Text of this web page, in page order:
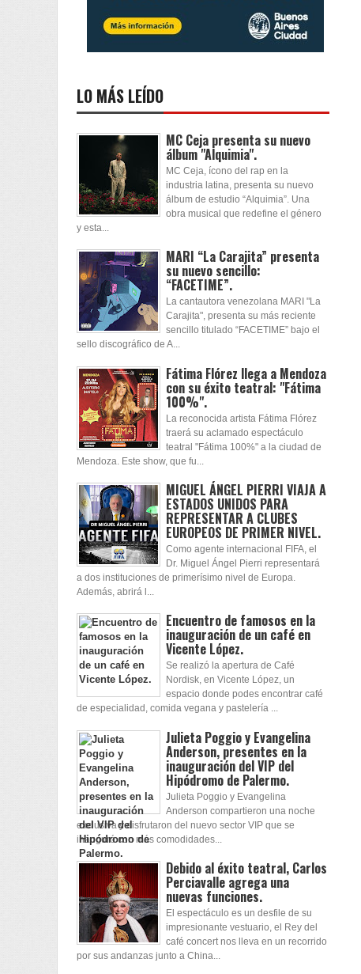
LO MÁS LEÍDO
MC Ceja presenta su nuevo
álbum "Alquimia".
MC Ceja, ícono del rap en la
industria latina, presenta su nuevo
álbum de estudio “Alquimia”. Una
obra musical que redefine el género
y esta...
MARI “La Carajita” presenta
su nuevo sencillo:
“FACETIME”.
La cantautora venezolana MARI "La
Carajita", presenta su más reciente
sencillo titulado “FACETIME” bajo el
sello discográfico de A...
Fátima Flórez llega a Mendoza
con su éxito teatral: "Fátima
100%".
La reconocida artista Fátima Flórez
traerá su aclamado espectáculo
teatral "Fátima 100%" a la ciudad de
Mendoza. Este show, que fu...
MIGUEL ÁNGEL PIERRI VIAJA A
ESTADOS UNIDOS PARA
REPRESENTAR A CLUBES
EUROPEOS DE PRIMER NIVEL.
Como agente internacional FIFA, el
Dr. Miguel Ángel Pierri representará
a dos instituciones de primerísimo nivel de Europa.
Además, abrirá l...
Encuentro de famosos en la
inauguración de un café en
Vicente López.
Se realizó la apertura de Café
Nordisk, en Vicente López, un
espacio donde podes encontrar café
de especialidad, comida vegana y pastelería ...
Julieta Poggio y Evangelina
Anderson, presentes en la
inauguración del VIP del
Hipódromo de Palermo.
Julieta Poggio y Evangelina
Anderson compartieron una noche
exclusiva y disfrutaron del nuevo sector VIP que se
inauguró con más comodidades...
Debido al éxito teatral, Carlos
Perciavalle agrega una
nuevas funciones.
El espectáculo es un desfile de su
impresionante vestuario, el Rey del
café concert nos lleva en un recorrido
por sus andanzas junto a China...